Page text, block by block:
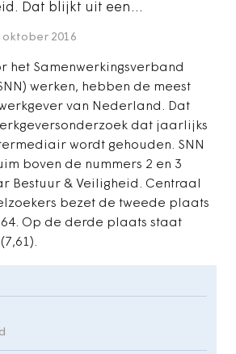
Dat blijkt uit een…
oktober 2016
het Samenwerkingsverband
werken, hebben de meest
van Nederland. Dat
dat jaarlijks
wordt gehouden. SNN
boven de nummers 2 en 3
Bestuur & Veiligheid. Centraal
bezet de tweede plaats
Op de derde plaats staat